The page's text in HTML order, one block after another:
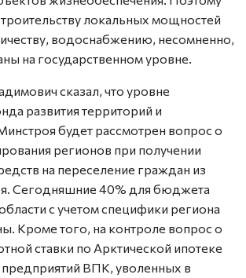
локальных мощностей
водоснабжению, несомненно,
на государственном уровне.
сказал, что уровне
развития территорий и
будет рассмотрен вопрос о
регионов при получении
на переселение граждан из
Сегодняшние 40% для бюджета
с учетом специфики региона
Кроме того, на контроле вопрос о
ставки по Арктической ипотеке
предприятий ВПК, уволенных в